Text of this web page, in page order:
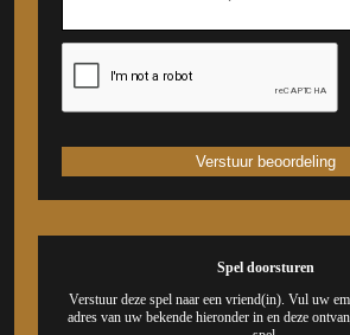
Spel doorsturen
Verstuur deze spel naar een vriend(in). Vul uw
adres van uw bekende hieronder in en deze